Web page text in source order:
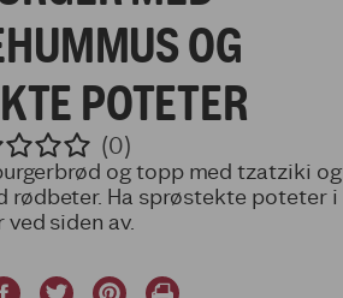
OG
POTETER
(0)
og topp med tzatziki og
rødbeter. Ha sprøstekte poteter i
ved siden av.